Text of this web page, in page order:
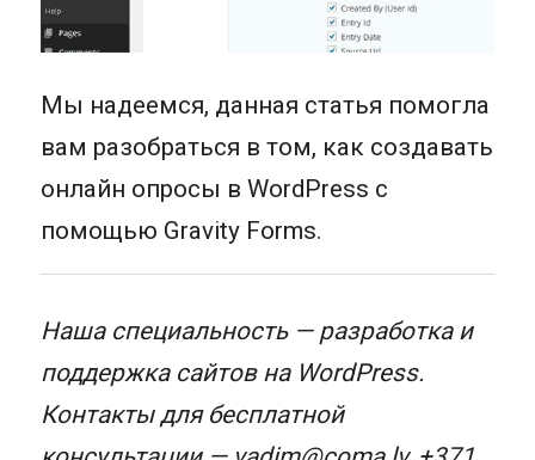
Мы надеемся, данная статья помогла
вам разобраться в том, как создавать
онлайн опросы в WordPress с
помощью Gravity Forms.
Наша специальность — разработка и
поддержка сайтов на WordPress.
Контакты для бесплатной